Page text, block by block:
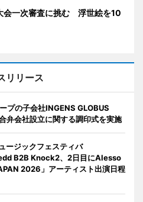
会一次審査に挑む 浮世絵を10
リリース
プの子会社INGENS GLOBUS
弁会社設立に関する調印式を実施
ージックフェスティバ
Knock2、2日目にAlesso
2026」アーティスト出演日程